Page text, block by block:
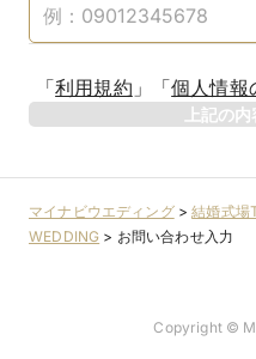
「利用規約 」 「個人情報
上記の
マイナビウエディング>結婚式場
WEDDING > お問い合わせ入力
Copyright ©